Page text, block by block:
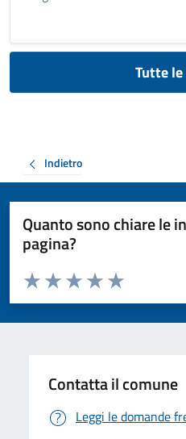
Tutte
Indietro
Quanto sono chiare le
pagina?
Valuta da 1 a 5 stelle la pagina
Valuta 5
Valuta 4 stelle su
Valuta 3 stelle su 5
Valuta 2 stelle su 5
Valuta 1 stelle su 5
Contatta il comune
Leggi le domande